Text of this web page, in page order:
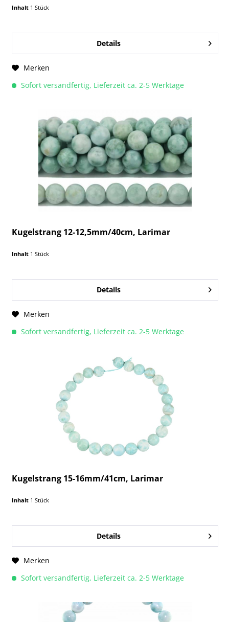
Inhalt 1 Stück
Details
Merken
Sofort versandfertig, Lieferzeit ca. 2-5 Werktage
Kugelstrang 12-12,5mm/40cm, Larimar
Inhalt 1 Stück
Details
Merken
Sofort versandfertig, Lieferzeit ca. 2-5 Werktage
Kugelstrang 15-16mm/41cm, Larimar
Inhalt 1 Stück
Details
Merken
Sofort versandfertig, Lieferzeit ca. 2-5 Werktage